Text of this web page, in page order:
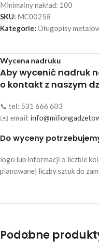
Minimalny nakład: 100
SKU: MC00258
Kategorie: Długopisy
Wycena nadruku
Aby wycenić nadruk
o kontakt z naszym
📞 tel: 531 666 603
✉️ email:
Do wyceny
logo lub informacji o liczbie
planowanej liczby sztuk do
Podobne